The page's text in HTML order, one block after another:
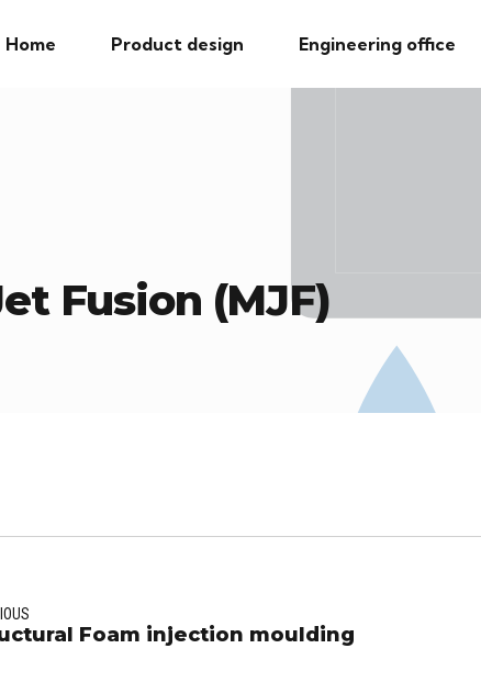
Home Product design Engineering office
Fusion (MJF)
Foam injection moulding